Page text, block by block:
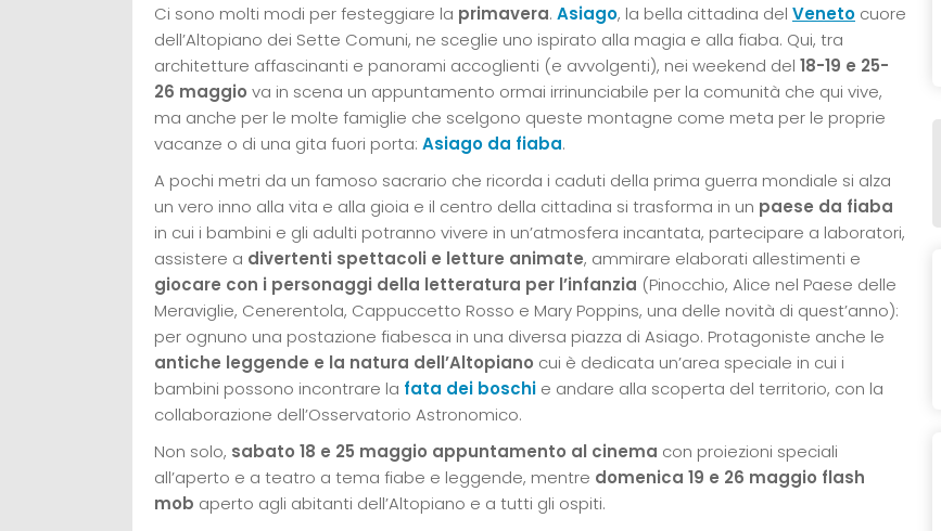
Ci sono molti modi per festeggiare la primavera. Asiago, la bella cittadina del Veneto cuore
dell’Altopiano dei Sette Comuni, ne sceglie uno ispirato alla magia e alla fiaba. Qui, tra
architetture affascinanti e panorami accoglienti (e avvolgenti), nei weekend del 18-19 e 25-
26 maggio va in scena un appuntamento ormai irrinunciabile per la comunità che qui vive,
ma anche per le molte famiglie che scelgono queste montagne come meta per le proprie
vacanze o di una gita fuori porta: Asiago da fiaba.
A pochi metri da un famoso sacrario che ricorda i caduti della prima guerra mondiale si alza
un vero inno alla vita e alla gioia e il centro della cittadina si trasforma in un paese da fiaba
in cui i bambini e gli adulti potranno vivere in un’atmosfera incantata, partecipare a laboratori,
assistere a divertenti spettacoli e letture animate, ammirare elaborati allestimenti e
giocare con i personaggi della letteratura per l’infanzia (Pinocchio, Alice nel Paese delle
Meraviglie, Cenerentola, Cappuccetto Rosso e Mary Poppins, una delle novità di quest’anno):
per ognuno una postazione fiabesca in una diversa piazza di Asiago. Protagoniste anche le
antiche leggende e la natura dell’Altopiano cui è dedicata un’area speciale in cui i
bambini possono incontrare la fata dei boschi e andare alla scoperta del territorio, con la
collaborazione dell’Osservatorio Astronomico.
Non solo, sabato 18 e 25 maggio appuntamento al cinema con proiezioni speciali
all’aperto e a teatro a tema fiabe e leggende, mentre domenica 19 e 26 maggio flash
mob aperto agli abitanti dell’Altopiano e a tutti gli ospiti.